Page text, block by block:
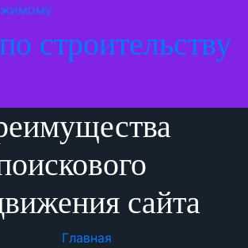
строительству
сайта
Главная